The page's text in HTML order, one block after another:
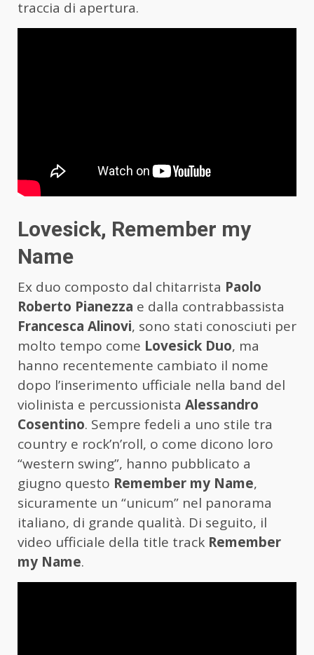
traccia di apertura.
Lovesick, Remember my
Name
Ex duo composto dal chitarrista Paolo
Roberto Pianezza e dalla contrabbassista
Francesca Alinovi, sono stati conosciuti per
molto tempo come Lovesick Duo, ma
hanno recentemente cambiato il nome
dopo l’inserimento ufficiale nella band del
violinista e percussionista Alessandro
Cosentino. Sempre fedeli a uno stile tra
country e rock’n’roll, o come dicono loro
“western swing”, hanno pubblicato a
giugno questo Remember my Name,
sicuramente un “unicum” nel panorama
italiano, di grande qualità. Di seguito, il
video ufficiale della title track Remember
my Name.